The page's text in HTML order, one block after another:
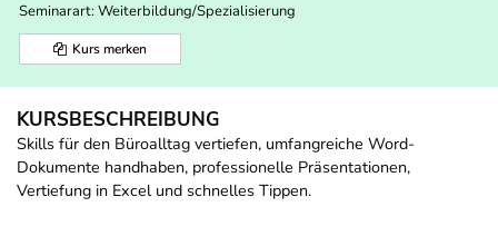
Seminarart: Weiterbildung/Spezialisierung
Kurs merken
KURSBESCHREIBUNG
Skills für den Büroalltag vertiefen, umfangreiche Word-
Dokumente handhaben, professionelle Präsentationen,
Vertiefung in Excel und schnelles Tippen.